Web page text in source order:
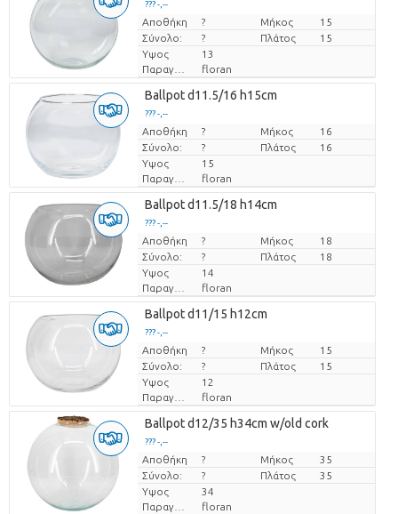
??? -,--
Τιμή ανά τεμάχιο
Αποθήκη ? Μήκος
15
Σύνολο:
? Πλάτος
15
Υψος
13
Παραγωγός
floran
Ballpot d11.5/16 h15cm
??? -,--
Τιμή ανά τεμάχιο
Αποθήκη ? Μήκος
16
Σύνολο:
? Πλάτος
16
Υψος
15
Παραγωγός
floran
Ballpot d11.5/18 h14cm
??? -,--
Τιμή ανά τεμάχιο
Αποθήκη ? Μήκος
18
Σύνολο:
? Πλάτος
18
Υψος
14
Παραγωγός
floran
Ballpot d11/15 h12cm
??? -,--
Τιμή ανά τεμάχιο
Αποθήκη ? Μήκος
15
Σύνολο:
? Πλάτος
15
Υψος
12
Παραγωγός
floran
Ballpot d12/35 h34cm w/old cork
??? -,--
Τιμή ανά τεμάχιο
Αποθήκη ? Μήκος
35
Σύνολο:
? Πλάτος
35
Υψος
34
Παραγωγός
floran